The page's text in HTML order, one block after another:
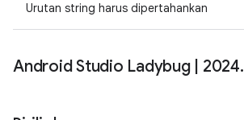
Urutan string harus dipertahankan
Android Studio Ladybug 2024.